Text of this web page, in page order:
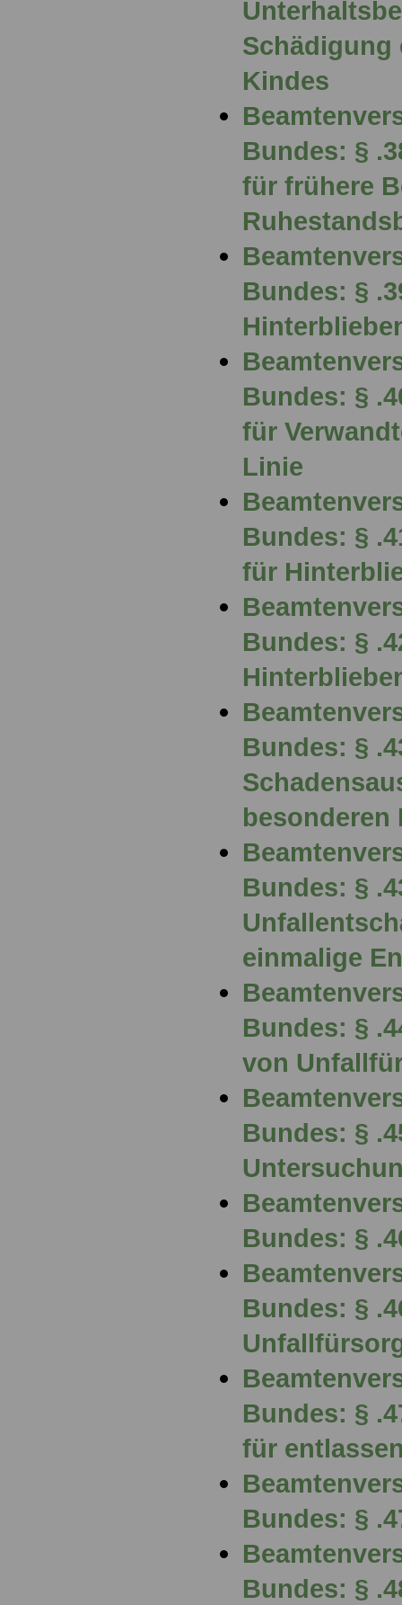
Schädigung
Kindes
Bundes: §
für frühere
Bundes: §
Bundes: §
für
Linie
Bundes: §
für
Bundes: §
Bundes: §
besonderen
Bundes: §
einmalige
Bundes: §
von
Bundes: §
Bundes: §
Bundes: §
Bundes: §
für
Bundes: §
Bundes: §